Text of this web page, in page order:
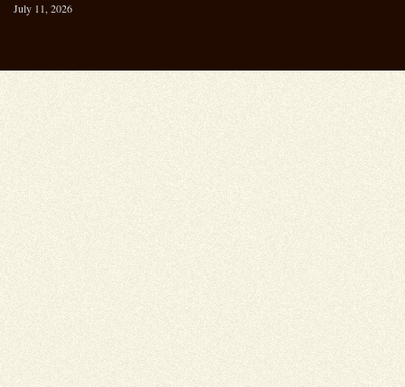
July 11, 2026